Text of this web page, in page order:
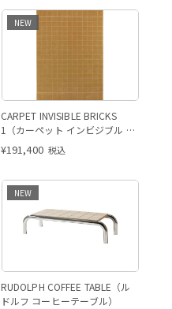
NEW
CARPET INVISIBLE BRICKS
1（カーペット インビジブル ブ
リックス 1）
¥191,400 税込
NEW
RUDOLPH COFFEE TABLE（ル
ドルフ コーヒーテーブル）